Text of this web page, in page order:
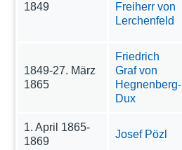
1849
Freiherr von
Lerchenfeld
1849-27. März
1865
Friedrich
Graf von
Hegnenberg-
Dux
1. April 1865-
1869
Josef Pözl